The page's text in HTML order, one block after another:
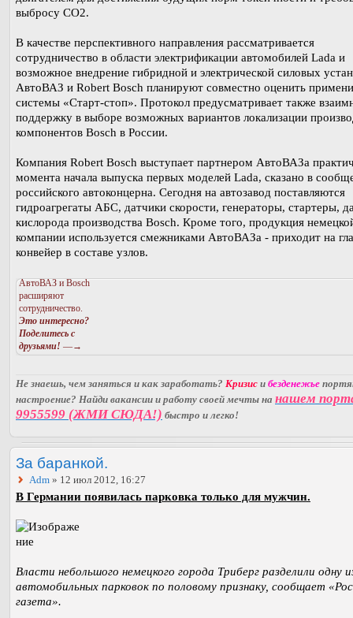
выбросу СО2.
В качестве перспективного направления рассматривается
сотрудничество в области электрификации автомобилей Lada и
возможное внедрение гибридной и электрической силовых
АвтоВАЗ и Robert Bosch планируют совместно оценить
системы «Старт-стоп». Протокол предусматривает также
поддержку в выборе возможных вариантов локализации
компонентов Bosch в России.
Компания Robert Bosch выступает партнером АвтоВАЗа
момента начала выпуска первых моделей Lada, сказано в
российского автоконцерна. Сегодня на автозавод поставляются
гидроагрегаты АБС, датчики скорости, генераторы, стартеры,
кислорода производства Bosch. Кроме того, продукция
компании используется смежниками АвтоВАЗа - приходит на
конвейер в составе узлов.
АвтоВАЗ и Bosch
расширяют
сотрудничество.
Это интересно?
Поделитесь с
друзьями! —→
Не знаешь, чем заняться и как заработать? Кризис и безденежье
настроение? Найди вакансии и работу своей мечты на нашем
9955599 (ЖМИ СЮДА!) быстро и легко!
За баранкой.
Adm » 12 июл 2012, 16:27
В Германии появилась парковка только для мужчин.
Власти небольшого немецкого города Триберг разделили одну
автомобильных парковок по половому признаку, сообщает
газета».